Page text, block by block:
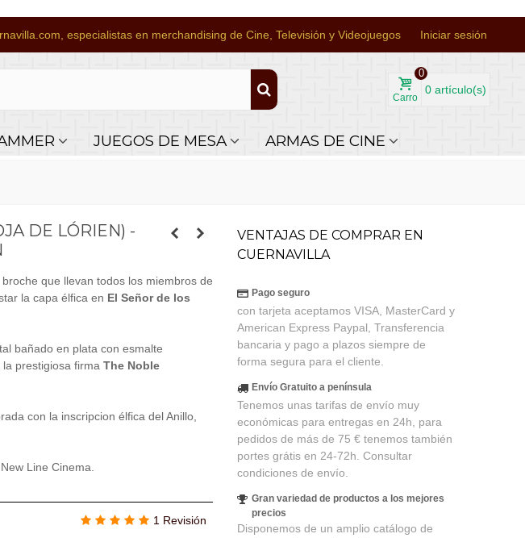
especialistas en merchandising de Cine, Televisión y Videojuegos Iniciar sesión
Carro
0
0 artículo(s)
JUEGOS DE MESA ARMAS DE CINE
DE LÓRIEN) -
broche que llevan todos los miembros de
la capa élfica en El Señor de los
bañado en plata con esmalte
prestigiosa firma The Noble
con la inscripcion élfica del Anillo,
Line Cinema.
1 Revisión
VENTAJAS DE COMPRAR EN
CUERNAVILLA
Pago seguro
con tarjeta aceptamos VISA, MasterCard y
American Express Paypal, Transferencia
bancaria y pago a plazos siempre de
forma segura para el cliente.
Envío Gratuito a península
Tenemos unas tarifas de envío muy
económicas para entregas en 24h, para
pedidos de más de 75 € tenemos también
portes grátis en 24-72h. Consultar
condiciones de envío.
Gran variedad de productos a los mejores
precios
Disponemos de un amplio catálogo de